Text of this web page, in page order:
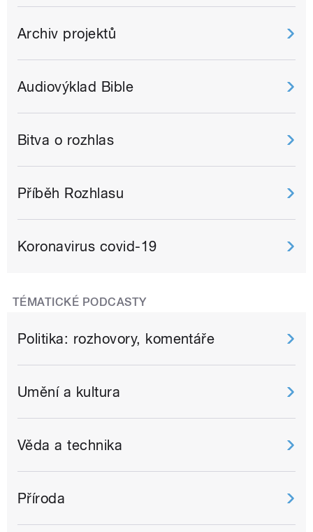
Archiv projektů
Audiovýklad Bible
Bitva o rozhlas
Příběh Rozhlasu
Koronavirus covid-19
TÉMATICKÉ PODCASTY
Politika: rozhovory, komentáře
Umění a kultura
Věda a technika
Příroda